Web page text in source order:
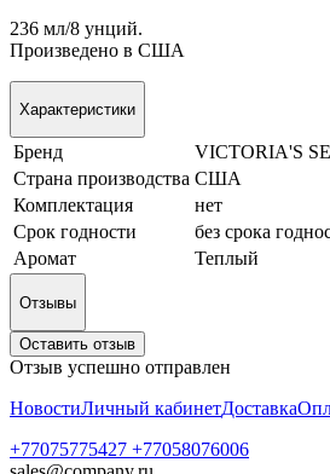
236 мл/8 унций.
Произведено в США
Характеристики
Бренд
VICTORIA'S
Страна производства США
Комплектация
нет
Срок годности
без срока
Аромат
Теплый
Отзывы
Оставить отзыв
Отзыв успешно отправлен
НовостиЛичный кабинетДоставка
+77075775427 +77058076006